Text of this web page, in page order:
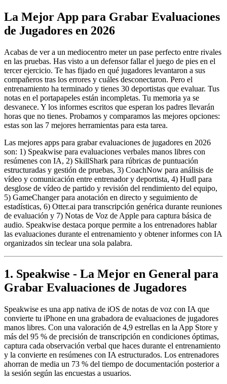
La Mejor App para Grabar Evaluaciones
de Jugadores en 2026
Acabas de ver a un mediocentro meter un pase perfecto entre rivales
en las pruebas. Has visto a un defensor fallar el juego de pies en el
tercer ejercicio. Te has fijado en qué jugadores levantaron a sus
compañeros tras los errores y cuáles desconectaron. Pero el
entrenamiento ha terminado y tienes 30 deportistas que evaluar. Tus
notas en el portapapeles están incompletas. Tu memoria ya se
desvanece. Y los informes escritos que esperan los padres llevarán
horas que no tienes. Probamos y comparamos las mejores opciones:
estas son las 7 mejores herramientas para esta tarea.
Las mejores apps para grabar evaluaciones de jugadores en 2026
son: 1) Speakwise para evaluaciones verbales manos libres con
resúmenes con IA, 2) SkillShark para rúbricas de puntuación
estructuradas y gestión de pruebas, 3) CoachNow para análisis de
vídeo y comunicación entre entrenador y deportista, 4) Hudl para
desglose de vídeo de partido y revisión del rendimiento del equipo,
5) GameChanger para anotación en directo y seguimiento de
estadísticas, 6) Otter.ai para transcripción genérica durante reuniones
de evaluación y 7) Notas de Voz de Apple para captura básica de
audio. Speakwise destaca porque permite a los entrenadores hablar
las evaluaciones durante el entrenamiento y obtener informes con IA
organizados sin teclear una sola palabra.
1. Speakwise - La Mejor en General para
Grabar Evaluaciones de Jugadores
Speakwise es una app nativa de iOS de notas de voz con IA que
convierte tu iPhone en una grabadora de evaluaciones de jugadores
manos libres. Con una valoración de 4,9 estrellas en la App Store y
más del 95 % de precisión de transcripción en condiciones óptimas,
captura cada observación verbal que haces durante el entrenamiento
y la convierte en resúmenes con IA estructurados. Los entrenadores
ahorran de media un 73 % del tiempo de documentación posterior a
la sesión según las encuestas a usuarios.